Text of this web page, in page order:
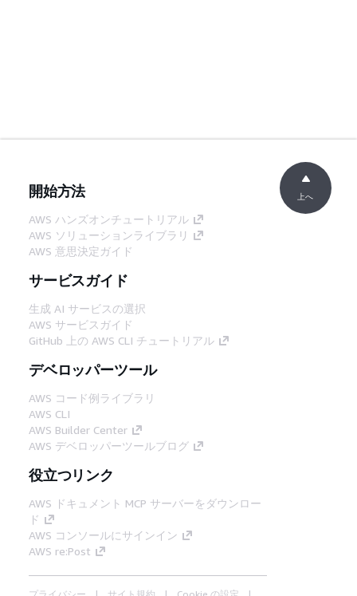
開始方法
AWS ハンズオンチュートリアル
AWS ソリューションライブラリ
AWS 意思決定ガイド
サービスガイド
生成 AI サービスの選択
AWS サービスガイド
GitHub 上の AWS CLI チュートリアル
デベロッパーツール
AWS コード例ライブラリ
AWS CLI
AWS Builder Center
AWS デベロッパーツールブログ
役立つリンク
AWS ドキュメント MCP サーバーをダウンロー
ド
AWS コンソールにサインイン
AWS re:Post
プライバシー サイト規約 Cookie の設定
上へ